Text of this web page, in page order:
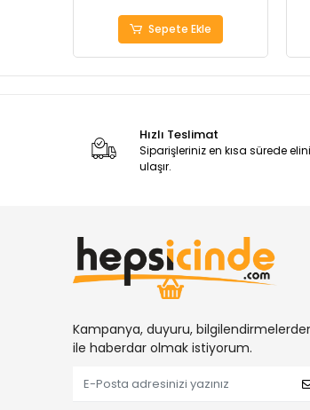
Sepete Ekle
Hızlı Teslimat
Siparişleriniz en kısa sürede
ulaşır.
Kampanya, duyuru,
ile haberdar olmak istiyorum.